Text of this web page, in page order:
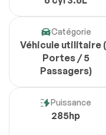
Catégorie
Véhicule utilitaire
Portes / 5
Passagers)
Puissance
285hp